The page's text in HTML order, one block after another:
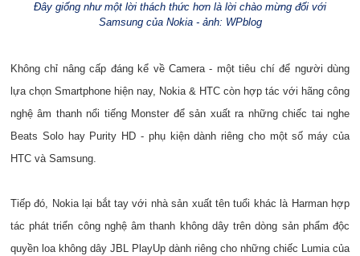
Đây giống như một lời thách thức hơn là lời chào mừng đối với
Samsung của Nokia - ảnh: WPblog
Không chỉ nâng cấp đáng kể về Camera - một tiêu chí để người dùng
lựa chọn Smartphone hiện nay, Nokia & HTC còn hợp tác với hãng công
nghệ âm thanh nổi tiếng Monster để sản xuất ra những chiếc tai nghe
Beats Solo hay Purity HD - phụ kiện dành riêng cho một số máy của
HTC và Samsung.
Tiếp đó, Nokia lại bắt tay với nhà sản xuất tên tuổi khác là Harman hợp
tác phát triển công nghệ âm thanh không dây trên dòng sản phẩm độc
quyền loa không dây JBL PlayUp dành riêng cho những chiếc Lumia của